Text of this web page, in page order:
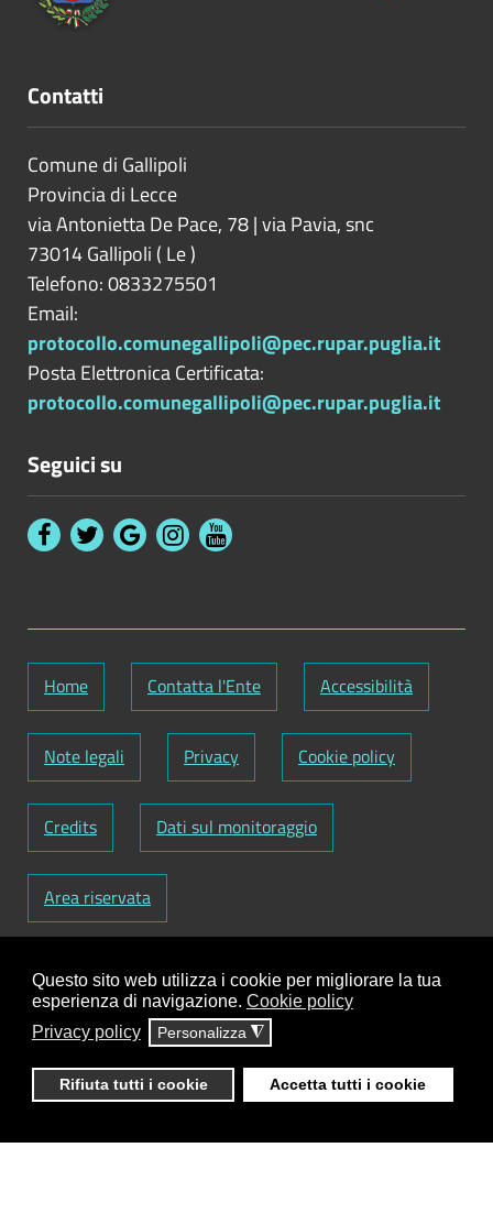
Questo sito web utilizza i cookie per migliorare la tua
esperienza di navigazione. Cookie policy
Privacy policy
Personalizza ◮
Rifiuta tutti i cookie Accetta tutti i cookie
Contatti
Comune di Gallipoli
Provincia di Lecce
via Antonietta De Pace, 78 | via Pavia, snc
73014Gallipoli ( Le)
Telefono: 0833275501
Email:
protocollo.comunegallipoli@pec.rupar.puglia.it
Posta Elettronica Certificata:
protocollo.comunegallipoli@pec.rupar.puglia.it
Seguici su
Home Contatta l'Ente Accessibilità
Note legali Privacy Cookie policy
Credits Dati sul monitoraggio
Area riservata
Codice Fiscale: 82000090751-Partita IVA:
01129720759-Codice Fatturazione elettronica:
UFY1HC
contenuti:Antonio Scrimitore
ClioCom© copyright 2018 - 2026 - Clio S.r.l. Lecce -